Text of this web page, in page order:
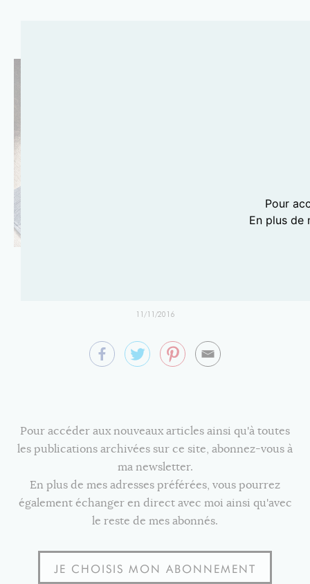
11/11/2016
Pour accéder aux nouveaux articles ainsi qu'à toutes
les publications archivées sur ce site, abonnez-vous à
ma newsletter.
En plus de mes adresses préférées, vous pourrez
également échanger en direct avec moi ainsi qu'avec
le reste de mes abonnés.
JE CHOISIS MON ABONNEMENT
Pour
En plus de